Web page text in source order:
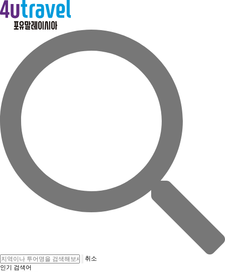
취소
인기 검색어